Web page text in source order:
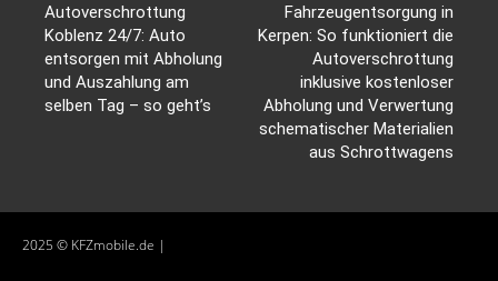
Autoverschrottung
Koblenz 24/7: Auto
entsorgen mit Abholung
und Auszahlung am
selben Tag – so geht’s
Fahrzeugentsorgung in
Kerpen: So funktioniert die
Autoverschrottung
inklusive kostenloser
Abholung und Verwertung
schematischer Materialien
aus Schrottwagens
2025 © KFZmobile.de |